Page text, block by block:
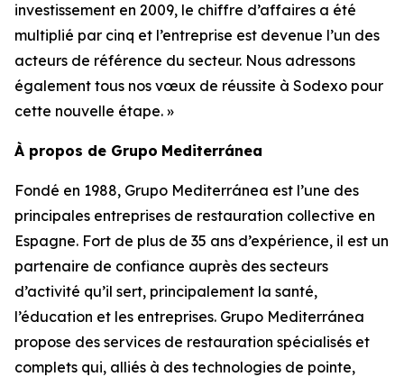
investissement en 2009, le chiffre d’affaires a été
multiplié par cinq et l’entreprise est devenue l’un des
acteurs de référence du secteur. Nous adressons
également tous nos vœux de réussite à Sodexo pour
cette nouvelle étape. »
À propos de Grupo Mediterránea
Fondé en 1988, Grupo Mediterránea est l’une des
principales entreprises de restauration collective en
Espagne. Fort de plus de 35 ans d’expérience, il est un
partenaire de confiance auprès des secteurs
d’activité qu’il sert, principalement la santé,
l’éducation et les entreprises. Grupo Mediterránea
propose des services de restauration spécialisés et
complets qui, alliés à des technologies de pointe,